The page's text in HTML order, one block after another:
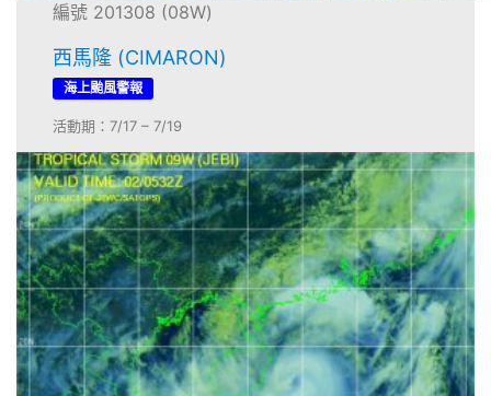
編號 201308 (08W)
西馬隆 (CIMARON)
海上颱風警報
活動期：7/17 – 7/19